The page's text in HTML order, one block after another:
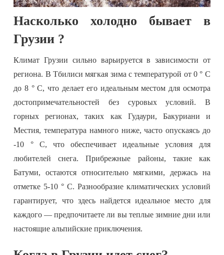
Насколько холодно бывает в
Грузии ?
Климат Грузии сильно варьируется в зависимости от
региона. В Тбилиси мягкая зима с температурой от 0 ° C
до 8 ° C, что делает его идеальным местом для осмотра
достопримечательностей без суровых условий. В
горных регионах, таких как Гудаури, Бакуриани и
Местия, температура намного ниже, часто опускаясь до
-10 ° C, что обеспечивает идеальные условия для
любителей снега. Прибрежные районы, такие как
Батуми, остаются относительно мягкими, держась на
отметке 5-10 ° C. Разнообразие климатических условий
гарантирует, что здесь найдется идеальное место для
каждого — предпочитаете ли вы теплые зимние дни или
настоящие альпийские приключения.